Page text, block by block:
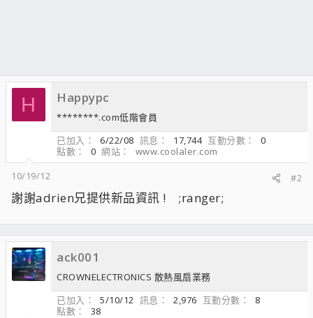
H Happypc
********.com低階會員
已加入
6/22/08 訊息 17,744 互動分數
0
點數
0 網站
www.coolaler.com
10/19/12
#2
謝謝adrien兄提供新品資訊 ! ;ranger;
ack001
CROWNELECTRONICS 散熱風扇業務
已加入
5/10/12 訊息 2,976 互動分數
8
點數
38